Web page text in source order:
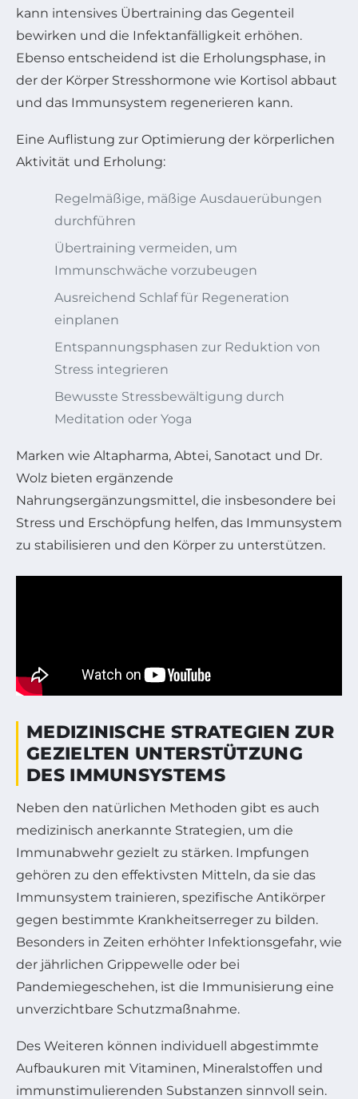
kann intensives Übertraining das Gegenteil
bewirken und die Infektanfälligkeit erhöhen.
Ebenso entscheidend ist die Erholungsphase, in
der der Körper Stresshormone wie Kortisol abbaut
und das Immunsystem regenerieren kann.
Eine Auflistung zur Optimierung der körperlichen
Aktivität und Erholung:
Regelmäßige, mäßige Ausdauerübungen
durchführen
Übertraining vermeiden, um
Immunschwäche vorzubeugen
Ausreichend Schlaf für Regeneration
einplanen
Entspannungsphasen zur Reduktion von
Stress integrieren
Bewusste Stressbewältigung durch
Meditation oder Yoga
Marken wie Altapharma, Abtei, Sanotact und Dr.
Wolz bieten ergänzende
Nahrungsergänzungsmittel, die insbesondere bei
Stress und Erschöpfung helfen, das Immunsystem
zu stabilisieren und den Körper zu unterstützen.
MEDIZINISCHE STRATEGIEN ZUR
GEZIELTEN UNTERSTÜTZUNG
DES IMMUNSYSTEMS
Neben den natürlichen Methoden gibt es auch
medizinisch anerkannte Strategien, um die
Immunabwehr gezielt zu stärken. Impfungen
gehören zu den effektivsten Mitteln, da sie das
Immunsystem trainieren, spezifische Antikörper
gegen bestimmte Krankheitserreger zu bilden.
Besonders in Zeiten erhöhter Infektionsgefahr, wie
der jährlichen Grippewelle oder bei
Pandemiegeschehen, ist die Immunisierung eine
unverzichtbare Schutzmaßnahme.
Des Weiteren können individuell abgestimmte
Aufbaukuren mit Vitaminen, Mineralstoffen und
immunstimulierenden Substanzen sinnvoll sein.